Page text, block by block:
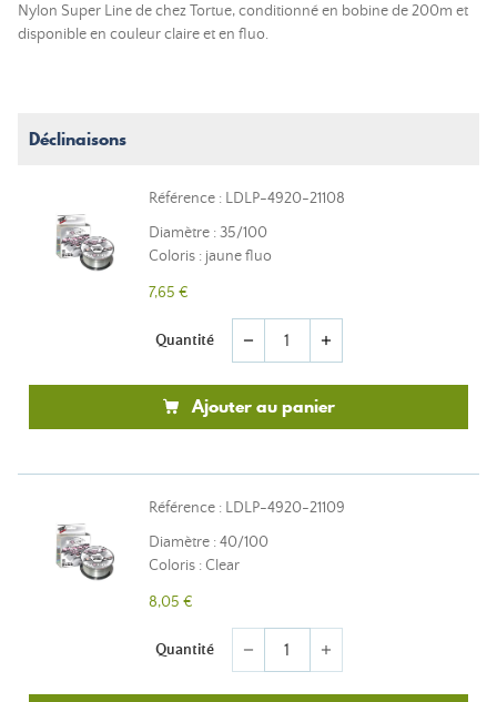
Nylon Super Line de chez Tortue, conditionné en bobine de 200m et
disponible en couleur claire et en fluo.
Déclinaisons
Référence : LDLP-4920-21108
Diamètre : 35/100
Coloris : jaune fluo
7,65 €
Quantité remove add
Ajouter au panier
Référence : LDLP-4920-21109
Diamètre : 40/100
Coloris : Clear
8,05 €
Quantité remove add